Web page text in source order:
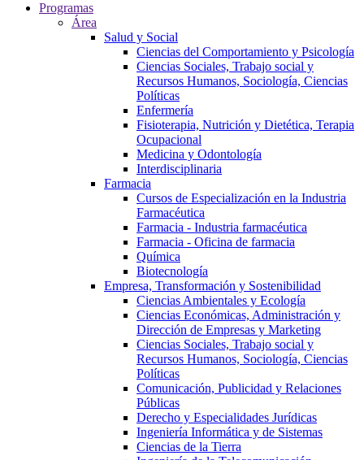
Programas
Área
Salud y Social
Ciencias del Comportamiento y Psicología
Ciencias Sociales, Trabajo social y
Recursos Humanos, Sociología, Ciencias
Políticas
Enfermería
Fisioterapia, Nutrición y Dietética, Terapia
Ocupacional
Medicina y Odontología
Interdisciplinaria
Farmacia
Cursos de Especialización en la Industria
Farmacéutica
Farmacia - Industria farmacéutica
Farmacia - Oficina de farmacia
Química
Biotecnología
Empresa, Transformación y Sostenibilidad
Ciencias Ambientales y Ecología
Ciencias Económicas, Administración y
Dirección de Empresas y Marketing
Ciencias Sociales, Trabajo social y
Recursos Humanos, Sociología, Ciencias
Políticas
Comunicación, Publicidad y Relaciones
Públicas
Derecho y Especialidades Jurídicas
Ingeniería Informática y de Sistemas
Ciencias de la Tierra